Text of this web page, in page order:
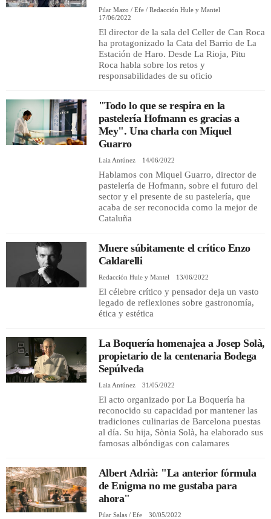
Pilar Mazo / Efe / Redacción Hule y Mantel
17/06/2022
El director de la sala del Celler de Can Roca
ha protagonizado la Cata del Barrio de La
Estación de Haro. Desde La Rioja, Pitu
Roca habla sobre los retos y
responsabilidades de su oficio
"Todo lo que se respira en la
pastelería Hofmann es gracias a
Mey". Una charla con Miquel
Guarro
Laia Antúnez 14/06/2022
Hablamos con Miquel Guarro, director de
pastelería de Hofmann, sobre el futuro del
sector y el presente de su pastelería, que
acaba de ser reconocida como la mejor de
Cataluña
Muere súbitamente el crítico Enzo
Caldarelli
Redacción Hule y Mantel 13/06/2022
El célebre crítico y pensador deja un vasto
legado de reflexiones sobre gastronomía,
ética y estética
La Boquería homenajea a Josep Solà,
propietario de la centenaria Bodega
Sepúlveda
Laia Antúnez 31/05/2022
El acto organizado por La Boquería ha
reconocido su capacidad por mantener las
tradiciones culinarias de Barcelona puestas
al día. Su hija, Sònia Solà, ha elaborado sus
famosas albóndigas con calamares
Albert Adrià: "La anterior fórmula
de Enigma no me gustaba para
ahora"
Pilar Salas / Efe 30/05/2022